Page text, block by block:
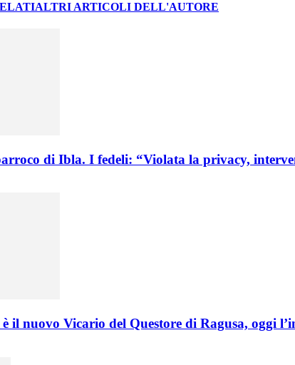
ALTRI ARTICOLI DELL'AUTORE
di Ibla. I fedeli: “Violata la privacy,
il nuovo Vicario del Questore di Ragusa, oggi